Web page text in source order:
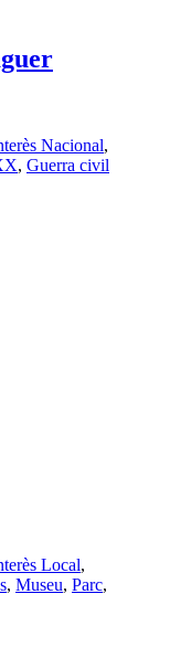
Nacional,
, Guerra civil
Local,
, Museu, Parc,